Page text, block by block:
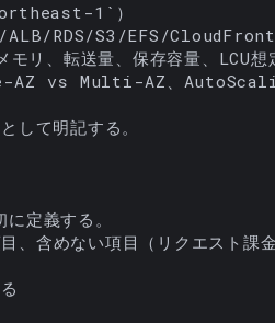
1`
AZ vs Multi-AZ、
として明記する。
含めない項目（リクエスト課金